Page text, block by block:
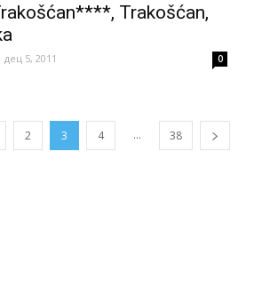
Trakošćan,
дец 5, 2011 0
2 3 4 ... 38